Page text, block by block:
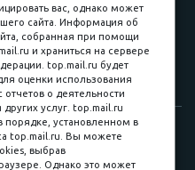
48-50
42-10
«Мебельный куб».
Россия, г. Томск, пл.
вас, однако может
сайта. Информация об
собранная при помощи
и храниться на сервере
top.mail.ru будет
оценки использования
отчетов о деятельности
услуг. top.mail.ru
порядке, установленном в
top.mail.ru. Вы можете
выбрав
Однако это может